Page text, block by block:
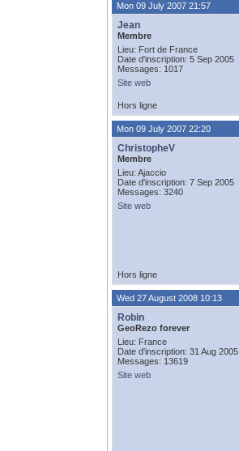
Mon 09 July 2007 21:57
Jean
Membre
Lieu: Fort de France
Date d'inscription: 5 Sep 2005
Messages: 1017
Site web
Hors ligne
Mon 09 July 2007 22:20
ChristopheV
Membre
Lieu: Ajaccio
Date d'inscription: 7 Sep 2005
Messages: 3240
Site web
Hors ligne
Wed 27 August 2008 10:13
Robin
GeoRezo forever
Lieu: France
Date d'inscription: 31 Aug 2005
Messages: 13619
Site web